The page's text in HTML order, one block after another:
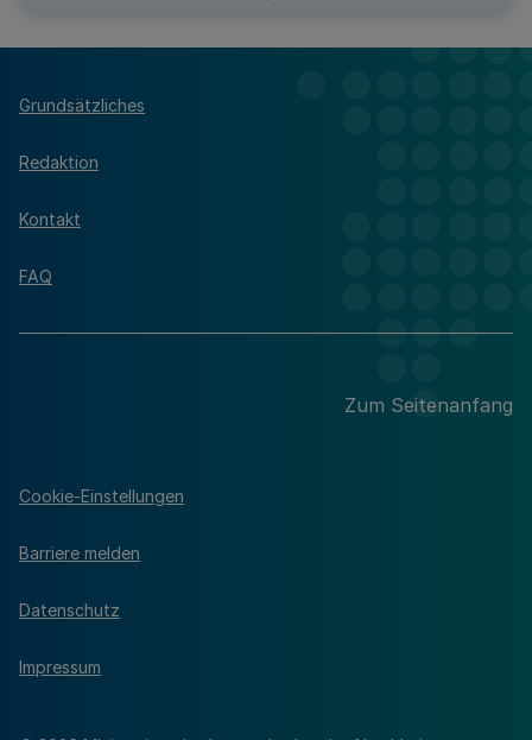
Grundsätzliches
Redaktion
Kontakt
FAQ
Zum Seitenanfang
Cookie-Einstellungen
Barriere melden
Datenschutz
Impressum